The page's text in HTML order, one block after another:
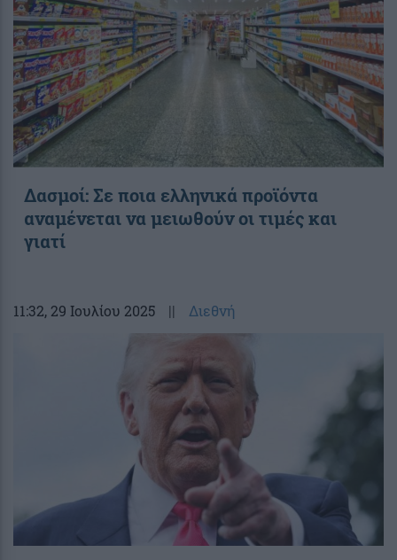
Δασμοί: Σε ποια ελληνικά προϊόντα
αναμένεται να μειωθούν οι τιμές και
γιατί
11:32, 29 Ιουλίου 2025 || Διεθνή